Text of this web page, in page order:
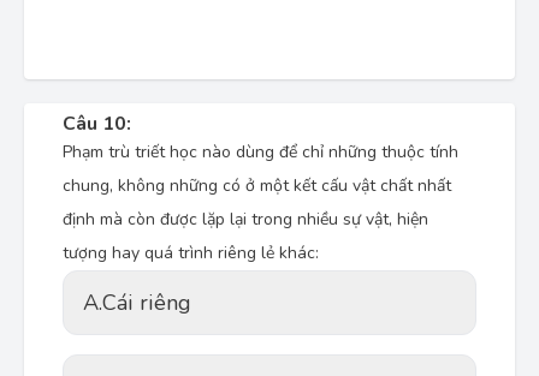
Câu 10:
Phạm trù triết học nào dùng để chỉ những thuộc tính
chung, không những có ở một kết cấu vật chất nhất
định mà còn được lặp lại trong nhiều sự vật, hiện
tượng hay quá trình riêng lẻ khác:
A.Cái riêng